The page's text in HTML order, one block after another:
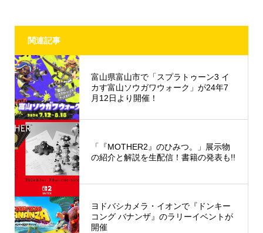
関連記事
富山県富山市で「スプラトゥーン3 イ
カす富山ソウガワウォーク」が24年7
月12日より開催！
「『MOTHER2』のひみつ。」展示物
の紹介と解説を生配信！書籍の発表も!!
ヨドバシカメラ・イオンで『ドンキー
コング バナンザ』のラリーイベントが
開催